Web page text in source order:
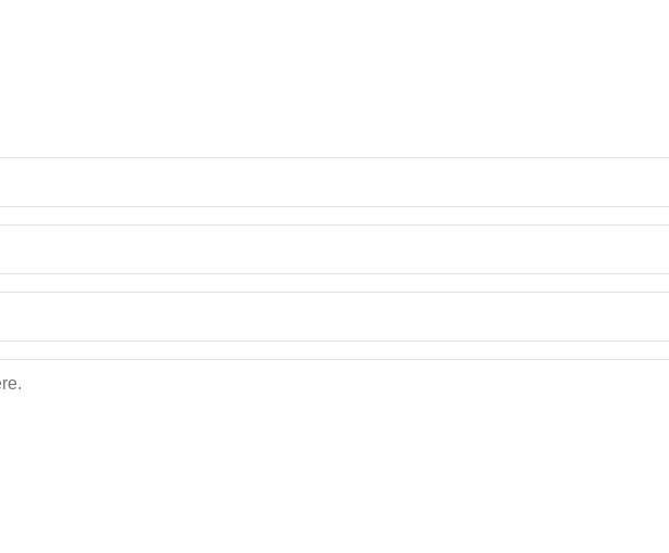
добавляют текстуры Частицы
свой вклад в общую картину.